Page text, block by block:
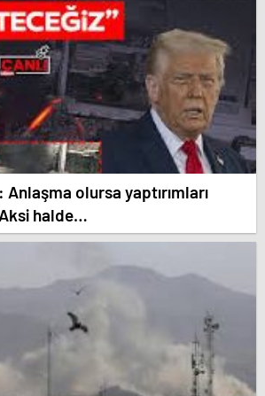
Anlaşma olursa yaptırımları
halde…